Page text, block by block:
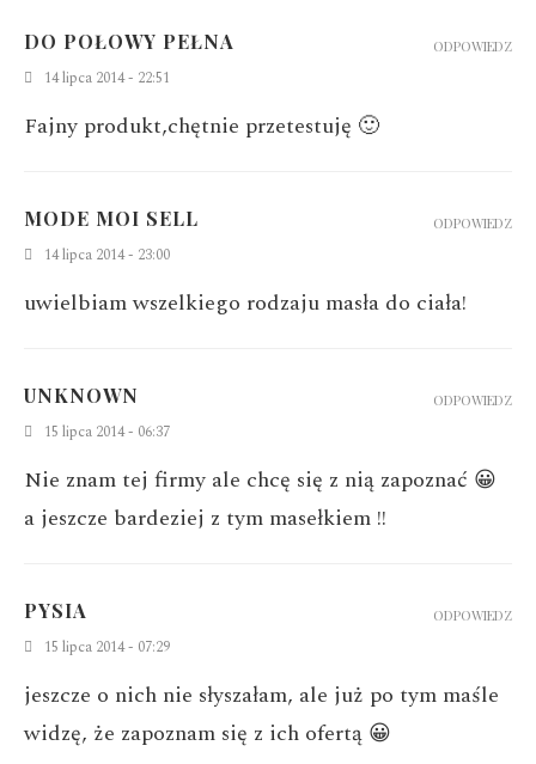
DO POŁOWY PEŁNA
14 lipca 2014 - 22:51
Fajny produkt,chętnie przetestuję 🙂
ODPOWIEDZ
MODE MOI SELL
14 lipca 2014 - 23:00
uwielbiam wszelkiego rodzaju masła do ciała!
ODPOWIEDZ
UNKNOWN
15 lipca 2014 - 06:37
Nie znam tej firmy ale chcę się z nią zapoznać 😀
a jeszcze bardeziej z tym masełkiem !!
ODPOWIEDZ
PYSIA
15 lipca 2014 - 07:29
jeszcze o nich nie słyszałam, ale już po tym maśle
widzę, że zapoznam się z ich ofertą 😀
ODPOWIEDZ